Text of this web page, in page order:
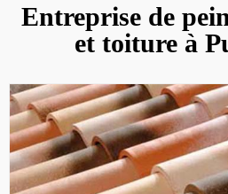
Entreprise de
et toiture à